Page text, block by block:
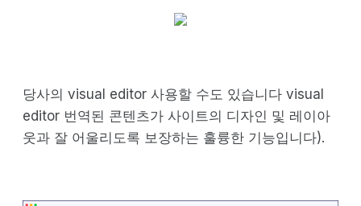
당사의 visual editor 사용할 수도 있습니다 visual
editor 번역된 콘텐츠가 사이트의 디자인 및 레이아
웃과 잘 어울리도록 보장하는 훌륭한 기능입니다).